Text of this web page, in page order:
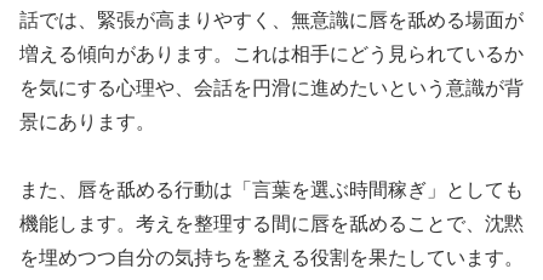
話では、緊張が高まりやすく、無意識に唇を舐める場面が
増える傾向があります。これは相手にどう見られているか
を気にする心理や、会話を円滑に進めたいという意識が背
景にあります。
また、唇を舐める行動は「言葉を選ぶ時間稼ぎ」としても
機能します。考えを整理する間に唇を舐めることで、沈黙
を埋めつつ自分の気持ちを整える役割を果たしています。